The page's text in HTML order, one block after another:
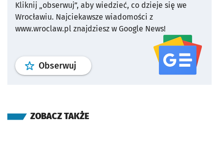
Kliknij „obserwuj”, aby wiedzieć, co dzieje się we
Wrocławiu. Najciekawsze wiadomości z
www.wroclaw.pl znajdziesz w Google News!
Obserwuj profil serwisu
ZOBACZ TAKŻE